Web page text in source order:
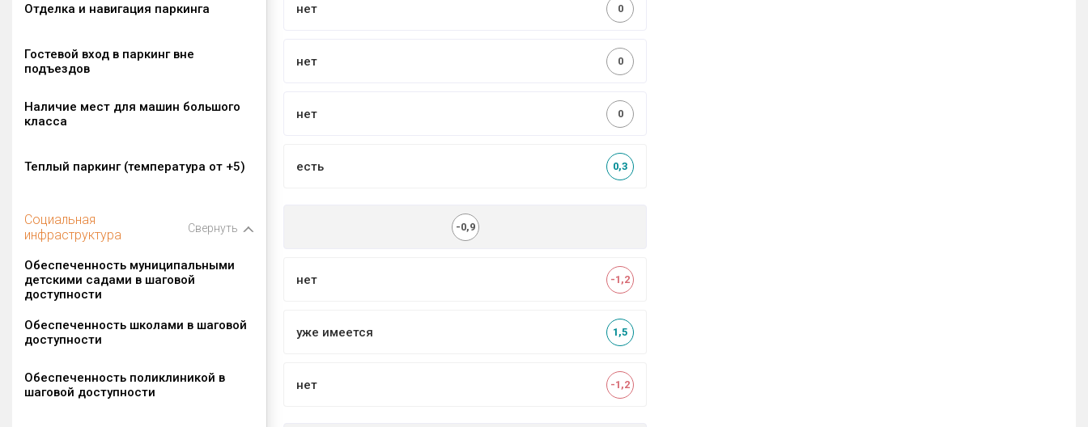
Отделка и навигация паркинга нет 0
Гостевой вход в паркинг вне
подъездов
нет 0
Наличие мест для машин большого
класса
нет 0
Теплый паркинг (температура от +5) есть 0,3
Социальная
инфраструктура
Свернуть -0,9
Обеспеченность муниципальными
детскими садами в шаговой
доступности
нет -1,2
Обеспеченность школами в шаговой
доступности
уже имеется 1,5
Обеспеченность поликлиникой в
шаговой доступности
нет -1,2